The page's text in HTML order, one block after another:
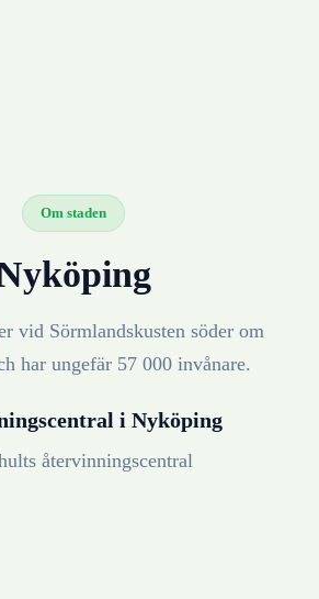
Om staden
vid Sörmlandskusten söder om
har ungefär 57 000 invånare.
i Nyköping
återvinningscentral